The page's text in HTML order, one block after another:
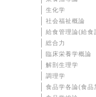
生化学
社会福祉概論
給食管理論(給食
総合力
臨床栄養学概論
解剖生理学
調理学
食品学各論(食品